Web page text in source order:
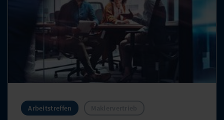
Arbeitstreffen